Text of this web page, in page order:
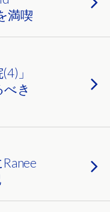
満喫
」
き